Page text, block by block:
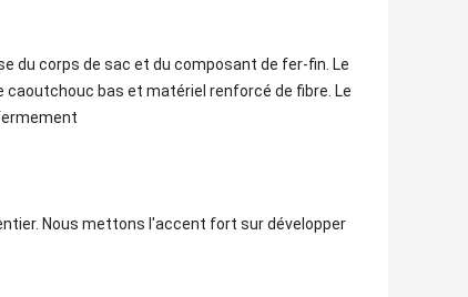
du corps de sac et du composant de fer-fin. Le
bas et matériel renforcé de fibre. Le
Nous mettons l'accent fort sur développer